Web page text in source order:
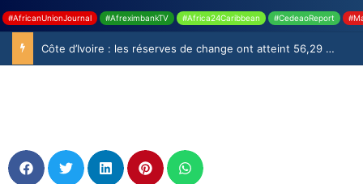
#AfricanUnionJournal #AfreximbankTV #Africa24Caribbean #CedeaoReport
Côte d’Ivoire : les réserves de change ont atteint 56,29 milliards USD en juillet